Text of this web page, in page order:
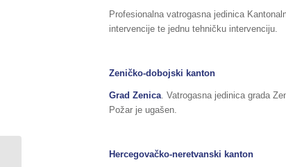
Profesionalna vatrogasna jedinica
intervencije te jednu tehničku intervenciju.
Zeničko-dobojski kanton
Grad Zenica . Vatrogasna jedinica grada
Požar je ugašen.
Hercegovačko-neretvanski kanton